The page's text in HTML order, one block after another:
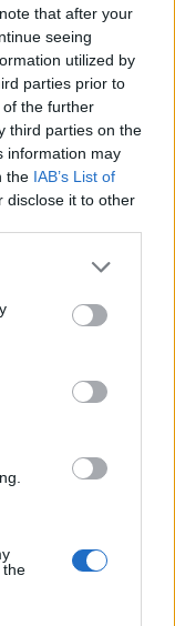
that after your
seeing
utilized by
parties prior to
the further
third parties on the
information may
the IAB’s List of
disclose it to other
or more Google
You may click to
party tags to
in below Google
the
Κεντάου 1957
Από τη
, εκδ.